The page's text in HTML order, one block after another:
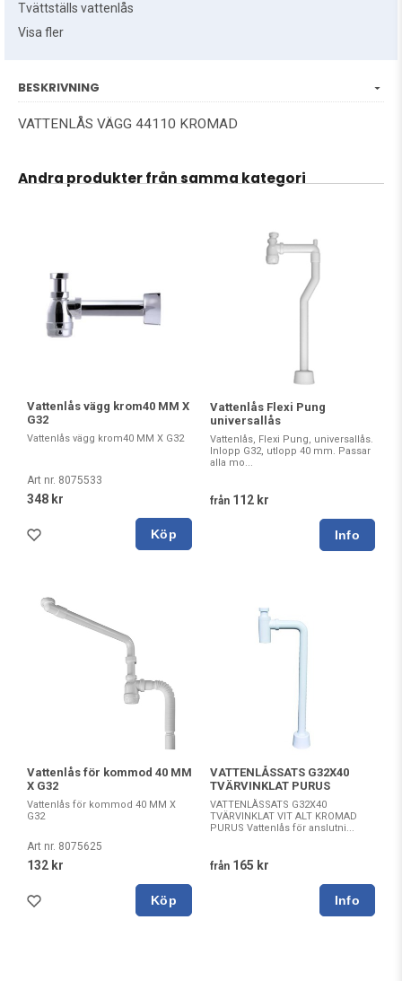
Tvättställs vattenlås
Visa fler
BESKRIVNING
VATTENLÅS VÄGG 44110 KROMAD
Andra produkter från samma kategori
Vattenlås vägg krom40 MM X
G32
Vattenlås vägg krom40 MM X G32
Art nr. 8075533
348 kr
Köp
Vattenlås Flexi Pung
universallås
Vattenlås, Flexi Pung, universallås.
Inlopp G32, utlopp 40 mm. Passar
alla mo...
från 112 kr
Vattenlås för kommod 40 MM
X G32
Vattenlås för kommod 40 MM X
G32
Art nr. 8075625
132 kr
Köp
VATTENLÅSSATS G32X40
TVÄRVINKLAT PURUS
VATTENLÅSSATS G32X40
TVÄRVINKLAT VIT ALT KROMAD
PURUS Vattenlås för anslutni...
från 165 kr